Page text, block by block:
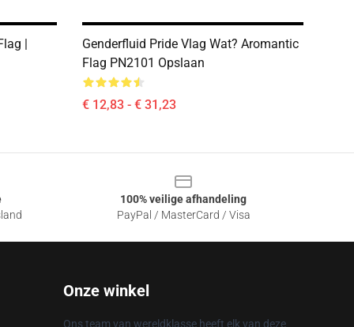
|
Genderfluid Pride Vlag Wat? Aromantic
Flag PN2101 Opslaan
€ 12,83 - € 31,23
100% veilige afhandeling
PayPal / MasterCard / Visa
Onze winkel
Ons team van wereldklasse heeft elk van deze